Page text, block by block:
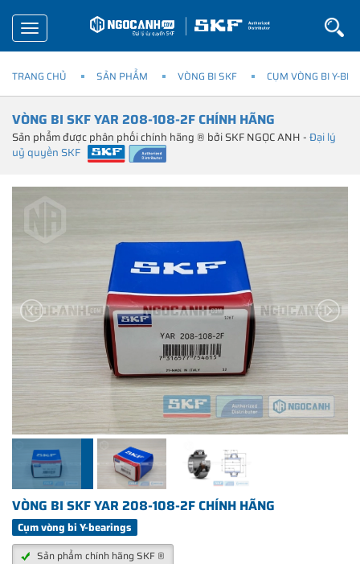
Toggle
navigation
TRANG CHỦ SẢN PHẨM VÒNG BI SKF CỤM VÒNG BI Y-
VÒNG BI SKF YAR 208-108-2F CHÍNH HÃNG
Sản phẩm được phân phối chính hãng ® bởi SKF NGỌC ANH -Đại lý
uỷ quyền SKF
VÒNG BI SKF YAR 208-108-2F CHÍNH HÃNG
Cụm vòng bi Y-bearings
Sản phẩm chính hãng SKF ®